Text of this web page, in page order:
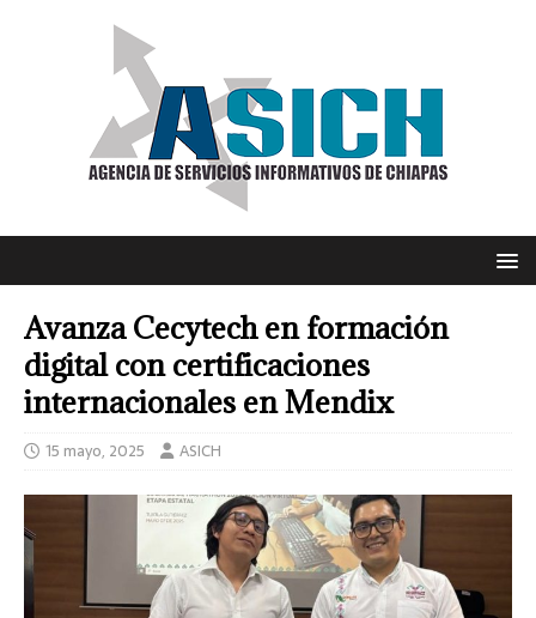
Avanza Cecytech en formación
digital con certificaciones
internacionales en Mendix
15 mayo, 2025 ASICH